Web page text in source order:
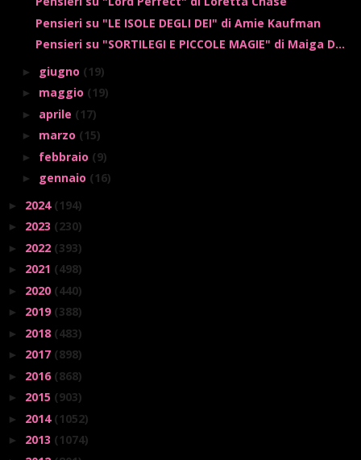
Pensieri su "LE ISOLE DEGLI DEI" di Amie Kaufman
Pensieri su "SORTILEGI E PICCOLE MAGIE" di Maiga D...
► giugno (19)
► maggio (19)
► aprile (17)
► marzo (15)
► febbraio (9)
► gennaio (16)
► 2024 (194)
► 2023 (230)
► 2022 (393)
► 2021 (498)
► 2020 (440)
► 2019 (388)
► 2018 (483)
► 2017 (898)
► 2016 (868)
► 2015 (903)
► 2014 (1052)
► 2013 (1074)